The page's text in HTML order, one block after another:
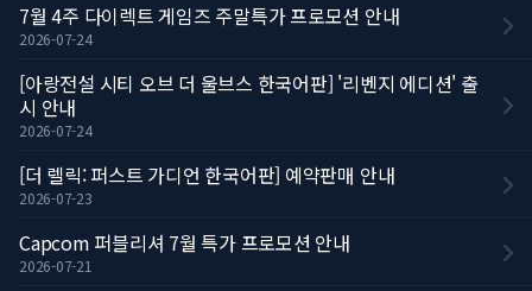
7월 4주 다이렉트 게임즈 주말특가 프로모션 안내
2026-07-24
[아랑전설 시티 오브 더 울브스 한국어판] '리벤지 에디션' 출
시 안내
2026-07-24
[더 렐릭: 퍼스트 가디언 한국어판] 예약판매 안내
2026-07-23
Capcom 퍼블리셔 7월 특가 프로모션 안내
2026-07-21